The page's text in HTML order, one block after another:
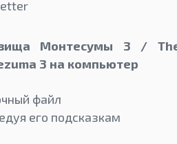
Монтесумы 3 /
3 на компьютер
файл
его подсказкам